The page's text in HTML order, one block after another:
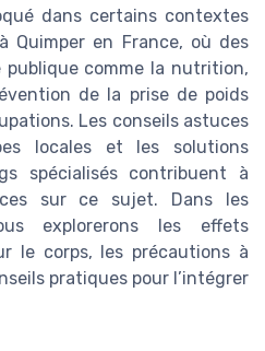
dans certains contextes
Quimper en France, où des
publique comme la nutrition,
de la prise de poids
Les conseils astuces
locales et les solutions
spécialisés contribuent à
sur ce sujet. Dans les
explorerons les effets
le corps, les précautions à
pratiques pour l’intégrer